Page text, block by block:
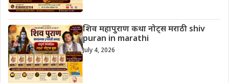
शिव महापुराण कथा नोट्स मराठी shiv
puran in marathi
July 4, 2026